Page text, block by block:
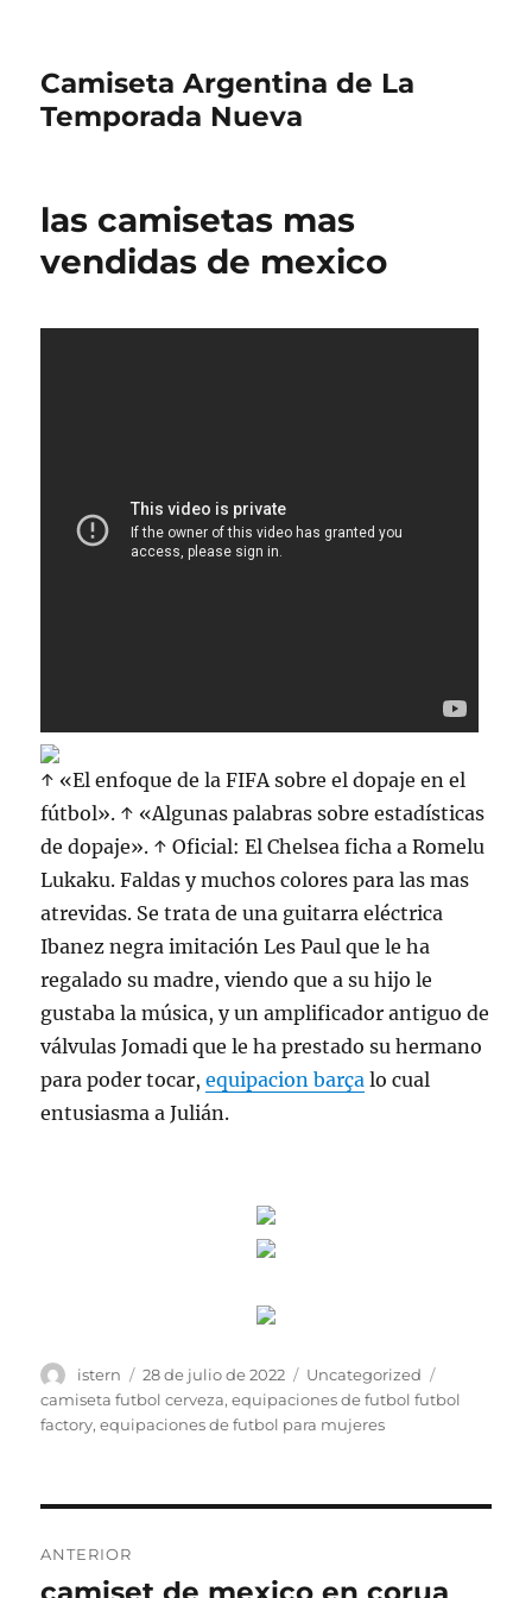
Camiseta Argentina de La
Temporada Nueva
las camisetas mas
vendidas de mexico
↑ «El enfoque de la FIFA sobre el dopaje en el
fútbol». ↑ «Algunas palabras sobre estadísticas
de dopaje». ↑ Oficial: El Chelsea ficha a Romelu
Lukaku. Faldas y muchos colores para las mas
atrevidas. Se trata de una guitarra eléctrica
Ibanez negra imitación Les Paul que le ha
regalado su madre, viendo que a su hijo le
gustaba la música, y un amplificador antiguo de
válvulas Jomadi que le ha prestado su hermano
para poder tocar,equipacion barça lo cual
entusiasma a Julián.
Autor
istern
Publicado
el
28 de julio de 2022 Categorías
Uncategorized
camiseta futbol cerveza,equipaciones de futbol futbol
factory,equipaciones de futbol para mujeres
de
ANTERIOR
Entrada